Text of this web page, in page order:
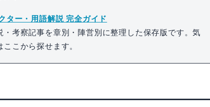
ター・用語解説 完全ガイド
・考察記事を章別・陣営別に整理した保存版です。気
こから探せます。